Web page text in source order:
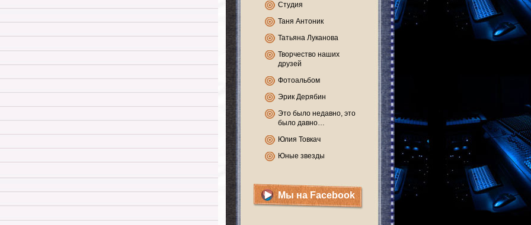
Студия
Таня Антоник
Татьяна Луканова
Творчество наших
друзей
Фотоальбом
Эрик Дерябин
Это было недавно, это
было давно…
Юлия Товкач
Юные звезды
Мы на Facebook